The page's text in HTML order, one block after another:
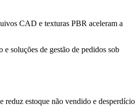
CAD e texturas PBR aceleram a
soluções de gestão de pedidos sob
reduz estoque não vendido e desperdício